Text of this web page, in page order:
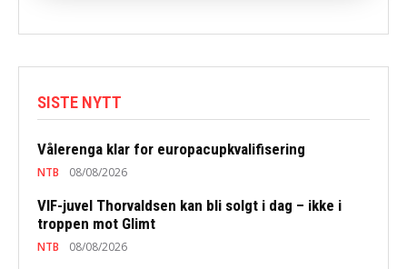
SISTE NYTT
Vålerenga klar for europacupkvalifisering
NTB 08/08/2026
VIF-juvel Thorvaldsen kan bli solgt i dag – ikke i
troppen mot Glimt
NTB 08/08/2026